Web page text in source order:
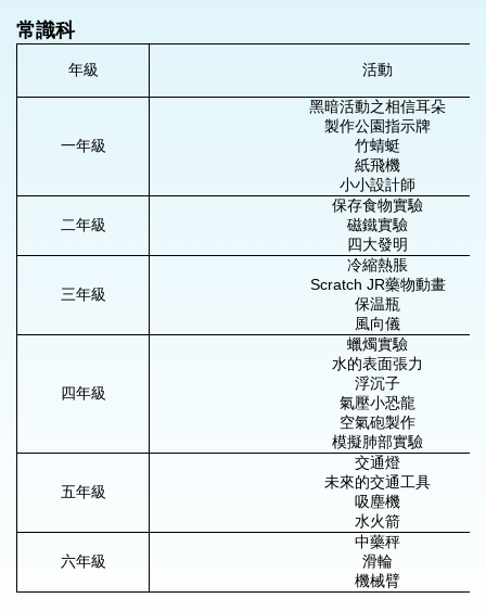
常識科
年級 活動
一年級
黑暗活動之相信耳朵
製作公園指示牌
竹蜻蜓
紙飛機
小小設計師
二年級
保存食物實驗
磁鐵實驗
四大發明
三年級
冷縮熱脹
Scratch JR藥物動畫
保温瓶
風向儀
四年級
蠟燭實驗
水的表面張力
浮沉子
氣壓小恐龍
空氣砲製作
模擬肺部實驗
五年級
交通燈
未來的交通工具
吸塵機
水火箭
六年級
中藥秤
滑輪
機械臂